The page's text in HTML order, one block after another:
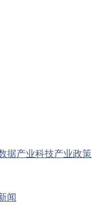
据产业科技产业政策
闻